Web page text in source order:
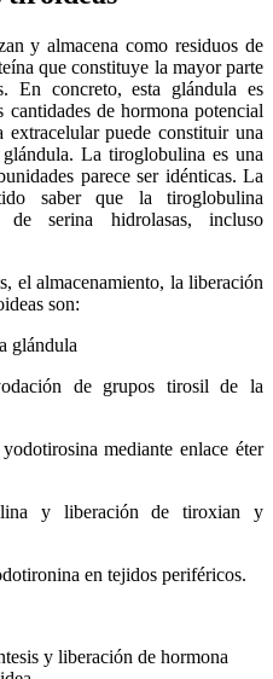
y almacena como residuos de
que constituye la mayor parte
En concreto, esta glándula es
cantidades de hormona potencial
puede constituir una
La tiroglobulina es una
parece ser idénticas. La
saber que la tiroglobulina
serina hidrolasas, incluso
el almacenamiento, la liberación
son:
glándula
de grupos tirosil de la
mediante enlace éter
y liberación de tiroxian y
en tejidos periféricos.